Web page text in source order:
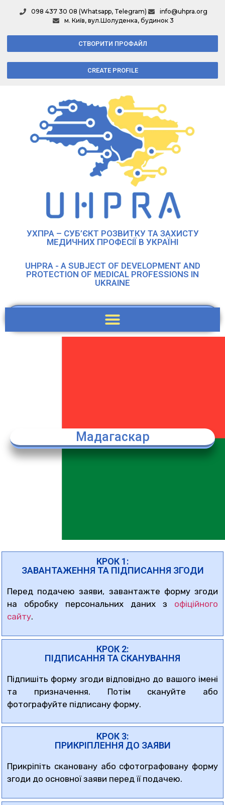
098 437 30 08 (Whatsapp, Telegram)
info@uhpra.org
м. Київ, вул.Шолуденка, будинок 3
СТВОРИТИ ПРОФАЙЛ
CREATE PROFILE
УХПРА – СУБ’ЄКТ РОЗВИТКУ ТА ЗАХИСТУ
МЕДИЧНИХ ПРОФЕСІЇ В УКРАЇНІ
UHPRA - A SUBJECT OF DEVELOPMENT AND
PROTECTION OF MEDICAL PROFESSIONS IN
UKRAINE
Мадагаскар
КРОК 1:
ЗАВАНТАЖЕННЯ ТА ПІДПИСАННЯ ЗГОДИ
Перед подачею заяви, завантажте форму згоди
на обробку персональних даних з офіційного
сайту.
КРОК 2:
ПІДПИСАННЯ ТА СКАНУВАННЯ
Підпишіть форму згоди відповідно до вашого імені
та призначення. Потім скануйте або
фотографуйте підписану форму.
КРОК 3:
ПРИКРІПЛЕННЯ ДО ЗАЯВИ
Прикріпіть скановану або сфотографовану форму
згоди до основної заяви перед її подачею.